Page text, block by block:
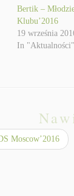
Bertik –
Klubu’2016
19 września
In "Aktualności"
Moscow’2016